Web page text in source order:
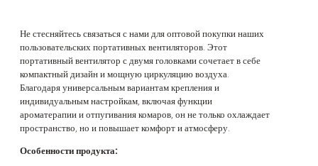
Не стесняйтесь связаться с нами для оптовой покупки наших
пользовательских портативных вентиляторов. Этот
портативный вентилятор с двумя головками сочетает в себе
компактный дизайн и мощную циркуляцию воздуха.
Благодаря универсальным вариантам крепления и
индивидуальным настройкам, включая функции
ароматерапии и отпугивания комаров, он не только охлаждает
пространство, но и повышает комфорт и атмосферу.
Особенности продукта: